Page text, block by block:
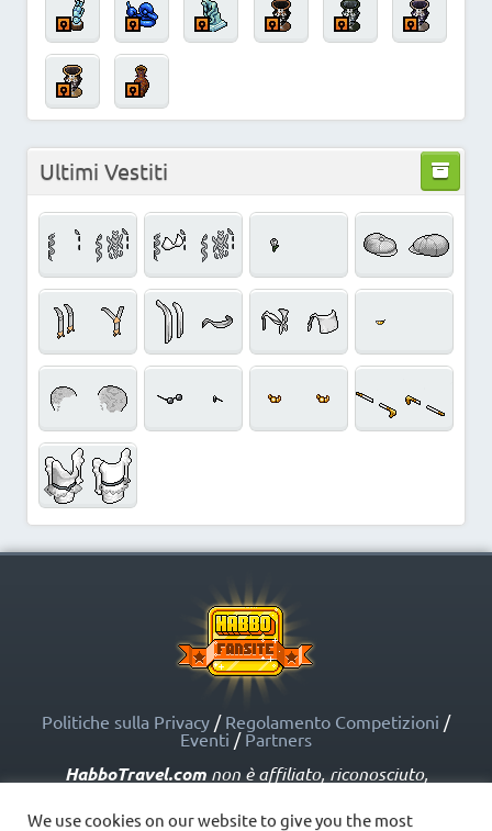
Ultimi Vestiti
Politiche sulla Privacy / Regolamento Competizioni /
Eventi / Partners
HabboTravel.comnon è affiliato, riconosciuto,
sponsorizzato o approvato da Sulake Corporation Oy o
dalle società affiliate. HabboTravel.com può servirsi di
marchi registrati e altre proprietà intellettuali di Habbo
We use cookies on our website to give you the most